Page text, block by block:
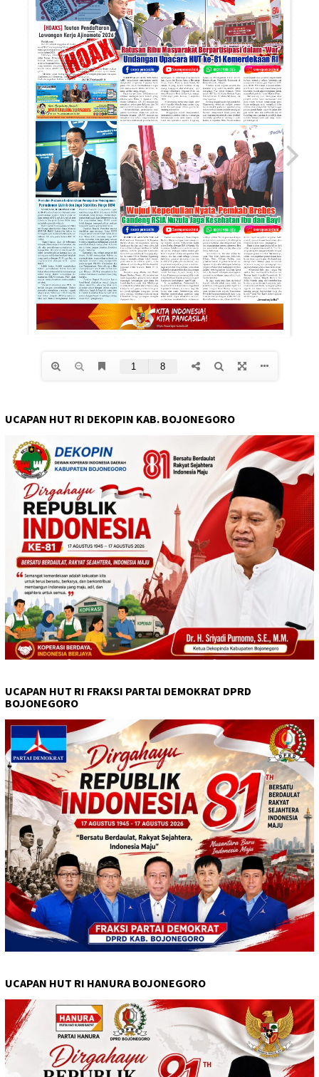
UCAPAN HUT RI DEKOPIN KAB. BOJONEGORO
UCAPAN HUT RI FRAKSI PARTAI DEMOKRAT DPRD
BOJONEGORO
UCAPAN HUT RI HANURA BOJONEGORO